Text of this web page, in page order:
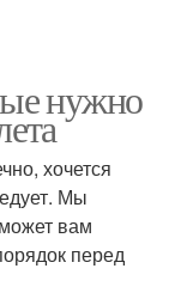
нужно
хочется
Мы
вам
перед